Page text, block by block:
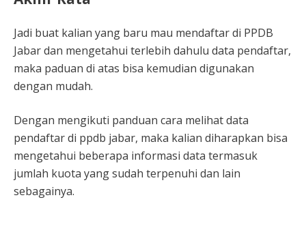
Jadi buat kalian yang baru mau mendaftar di PPDB
Jabar dan mengetahui terlebih dahulu data pendaftar,
maka paduan di atas bisa kemudian digunakan
dengan mudah.
Dengan mengikuti panduan cara melihat data
pendaftar di ppdb jabar, maka kalian diharapkan bisa
mengetahui beberapa informasi data termasuk
jumlah kuota yang sudah terpenuhi dan lain
sebagainya.